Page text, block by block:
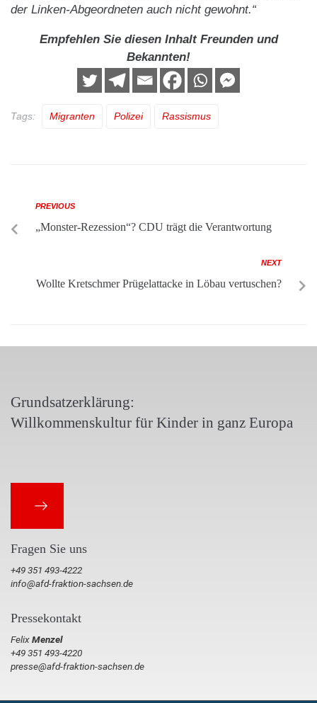
der Linken-Abgeordneten auch nicht gewohnt.“
Empfehlen Sie diesen Inhalt Freunden und
Bekannten!
Tags: Migranten Polizei Rassismus
PREVIOUS
„Monster-Rezession“? CDU trägt die Verantwortung
NEXT
Wollte Kretschmer Prügelattacke in Löbau vertuschen?
Grundsatzerklärung:
Willkommenskultur für Kinder in ganz Europa
Fragen Sie uns
+49 351 493-4222
info@afd-fraktion-sachsen.de
Pressekontakt
FelixMenzel
+49 351 493-4220
presse@afd-fraktion-sachsen.de